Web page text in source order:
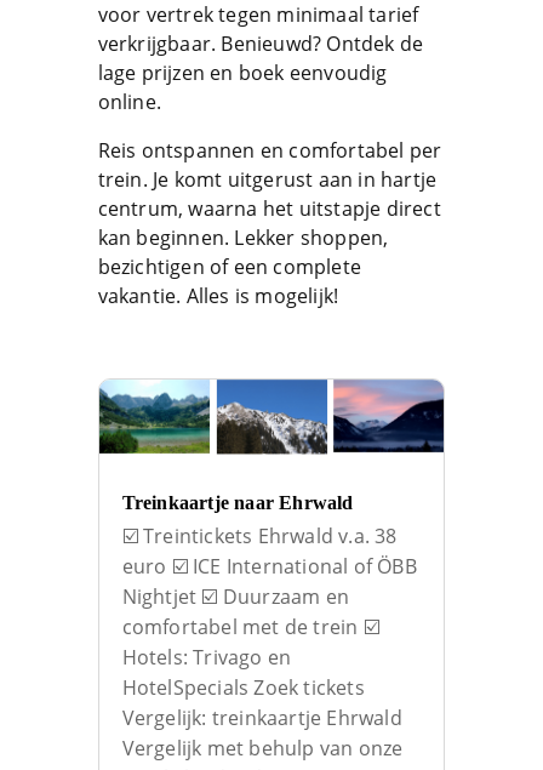
voor vertrek tegen minimaal tarief
verkrijgbaar. Benieuwd? Ontdek de
lage prijzen en boek eenvoudig
online.
Reis ontspannen en comfortabel per
trein. Je komt uitgerust aan in hartje
centrum, waarna het uitstapje direct
kan beginnen. Lekker shoppen,
bezichtigen of een complete
vakantie. Alles is mogelijk!
Treinkaartje naar Ehrwald
☑️ Treintickets Ehrwald v.a. 38
euro ☑️ ICE International of ÖBB
Nightjet ☑️ Duurzaam en
comfortabel met de trein ☑️
Hotels: Trivago en
HotelSpecials Zoek tickets
Vergelijk: treinkaartje Ehrwald
Vergelijk met behulp van onze